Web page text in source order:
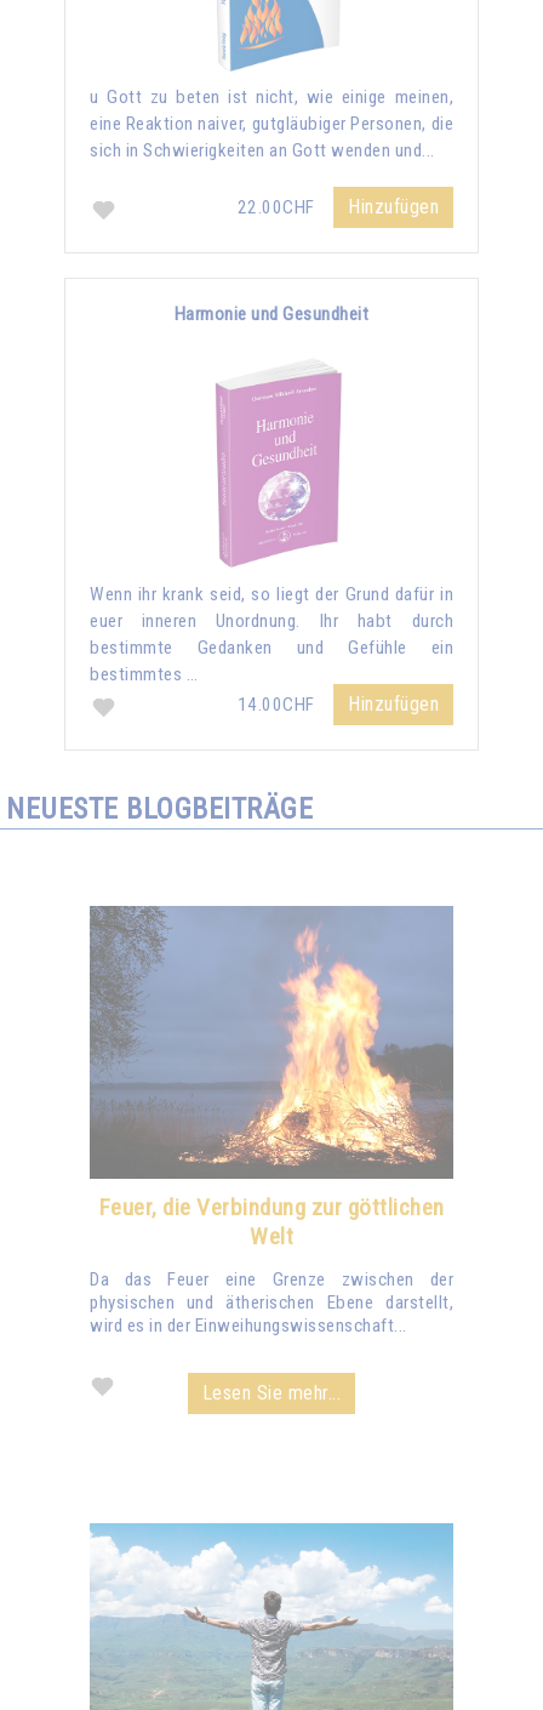
u Gott zu beten ist nicht, wie einige meinen,
eine Reaktion naiver, gutgläubiger Personen, die
sich in Schwierigkeiten an Gott wenden und...
22.00CHF Hinzufügen
Harmonie und Gesundheit
Wenn ihr krank seid, so liegt der Grund dafür in
euer inneren Unordnung. Ihr habt durch
bestimmte Gedanken und Gefühle ein
bestimmtes …
14.00CHF
Hinzufügen
NEUESTE BLOGBEITRÄGE
Feuer, die Verbindung zur göttlichen
Welt
Da das Feuer eine Grenze zwischen der
physischen und ätherischen Ebene darstellt,
wird es in der Einweihungswissenschaft...
Lesen Sie mehr...